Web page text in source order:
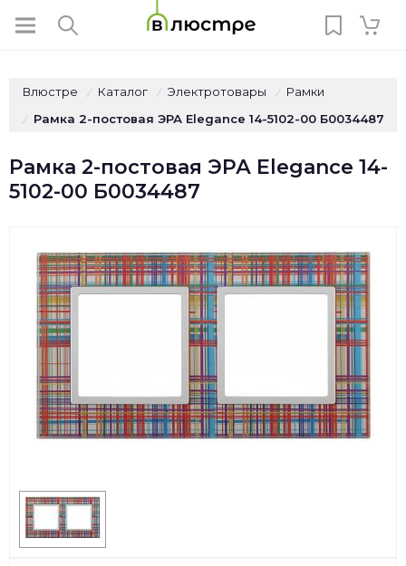
Влюстре / Каталог / Электротовары / Рамки
/ Рамка 2-постовая ЭРА Elegance 14-5102-00 Б0034487
Рамка 2-постовая ЭРА Elegance 14-
5102-00 Б0034487